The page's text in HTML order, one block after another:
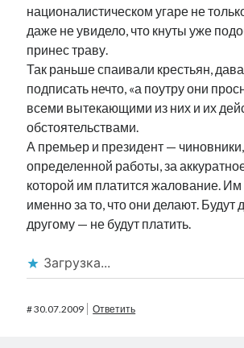
националистическом угаре не
даже не увидело, что кнуты уже
принес траву.
Так раньше спаивали крестьян,
подписать нечто, «а поутру они
всеми вытекающими из них и их
обстоятельствами.
А премьер и президент —
определенной работы, за
которой им платится жалование. Им
именно за то, что они делают. Будут
другому — не будут платить.
Загрузка...
#30.07.2009 Ответить